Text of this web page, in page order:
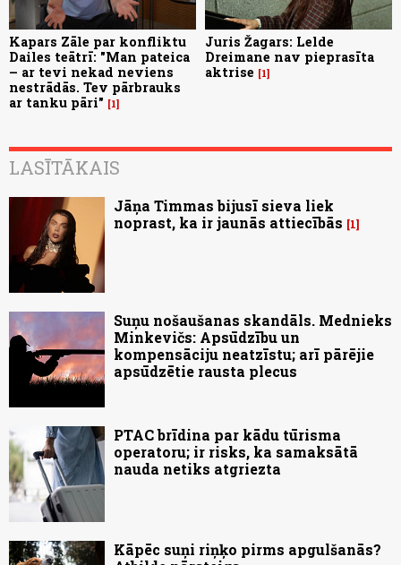
Kapars Zāle par konfliktu
Dailes teātrī: "Man pateica
– ar tevi nekad neviens
nestrādās. Tev pārbrauks
ar tanku pāri"
1
Juris Žagars: Lelde
Dreimane nav pieprasīta
aktrise
1
LASĪTĀKAIS
Jāņa Timmas bijusī sieva liek
noprast, ka ir jaunās attiecībās
1
Suņu nošaušanas skandāls. Mednieks
Minkevičs: Apsūdzību un
kompensāciju neatzīstu; arī pārējie
apsūdzētie rausta plecus
PTAC brīdina par kādu tūrisma
operatoru; ir risks, ka samaksātā
nauda netiks atgriezta
Kāpēc suņi riņķo pirms apgulšanās?